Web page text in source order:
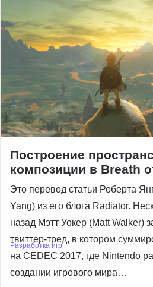
Построение
композиции в Breath
Это перевод статьи Роберта
Yang) из его блога Radiator.
назад Мэтт Уокер (Matt Walker)
твиттер-тред, в котором
на CEDEC 2017, где Nintendo
создании игрового мира…
Разработка игр